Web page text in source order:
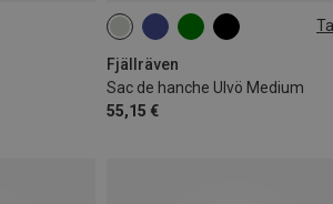
Fjällräven
Sac de hanche Ulvö Medium
55,15 €
2L